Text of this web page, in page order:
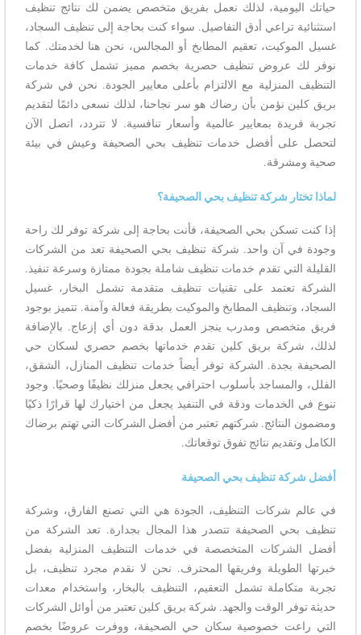
حياتك اليومية، لذلك نعمل بفريق متخصص يضمن لك نتائج تنظيف
استثنائية تراعي أدق التفاصيل. سواء كنت بحاجة إلى تنظيف السجاد،
غسيل الموكيت، تعقيم المطابخ أو المجالس، نحن هنا لخدمتك. كما
نوفر لك عروض تنظيف حصرية بخصم مميز تشمل كافة خدمات
التنظيف المنزلية مع الالتزام بأعلى معايير الجودة. نحن في شركة
بريق كلين نؤمن بأن رضاك هو سر نجاحنا، لذلك نسعى دائمًا لتقديم
تجربة فريدة بمعايير عالمية وأسعار تنافسية. لا تتردد، اتصل الآن
لتحصل على أفضل خدمات تنظيف بحي الصحيفة وعيش في بيئة
صحية ومشرقة.
لماذا تختار شركة تنظيف بحي الصحيفة؟
إذا كنت تسكن بحي الصحيفة، فأنت بحاجة إلى شركة توفر لك راحة
وجودة في آن واحد. شركة تنظيف بحي الصحيفة تعد من الشركات
القليلة التي تقدم خدمات تنظيف شاملة بجودة ممتازة وسرعة تنفيذ.
الشركة تعتمد على تقنيات تنظيف متقدمة تشمل البخار، غسيل
السجاد، وتنظيف المطابخ والموكيت بطريقة فعالة وآمنة. تتميز بوجود
فريق متخصص ومدرب ينجز العمل بدقة دون أي إزعاج. بالإضافة
لذلك، شركة بريق كلين تقدم خدماتها بخصم حصري لسكان حي
الصحيفة بجدة. الشركة توفر أيضاً خدمات تنظيف المنازل، الشقق،
الفلل، والمساجد بأسلوب احترافي يجعل منزلك نظيفًا وصحيًا. وجود
تنوع في الخدمات ودقة في التنفيذ يجعل من اختيارك لها قرارًا ذكيًا
ومضمون النتائج. شركتهم تعتبر من أفضل الشركات التي تهتم برضاك
الكامل وتقديم نتائج تفوق توقعاتك.
أفضل شركة تنظيف بحي الصحيفة
في عالم شركات التنظيف، الجودة هي التي تصنع الفارق، وشركة
تنظيف بحي الصحيفة تتصدر هذا المجال بجدارة. تعد الشركة من
أفضل الشركات المتخصصة في خدمات التنظيف المنزلية بفضل
خبرتها الطويلة وفريقها المحترف. نحن لا نقدم مجرد تنظيف، بل
تجربة متكاملة تشمل التعقيم، التنظيف بالبخار، واستخدام معدات
حديثة توفر الوقت والجهد. شركة بريق كلين تعتبر من أوائل الشركات
التي راعت خصوصية سكان حي الصحيفة، ووفرت عروضًا بخصم